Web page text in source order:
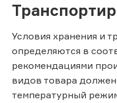
Условия хранения и
определяются в
рекомендациями
видов товара
температурный